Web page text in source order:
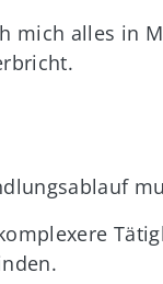
mich alles in